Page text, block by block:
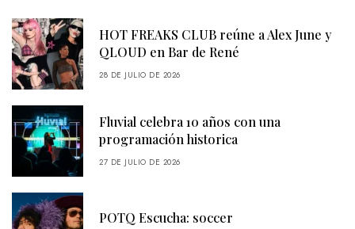
HOT FREAKS CLUB reúne a Alex June y
QLOUD en Bar de René
28 DE JULIO DE 2026
Fluvial celebra 10 años con una
programación historica
27 DE JULIO DE 2026
POTQ Escucha: soccer